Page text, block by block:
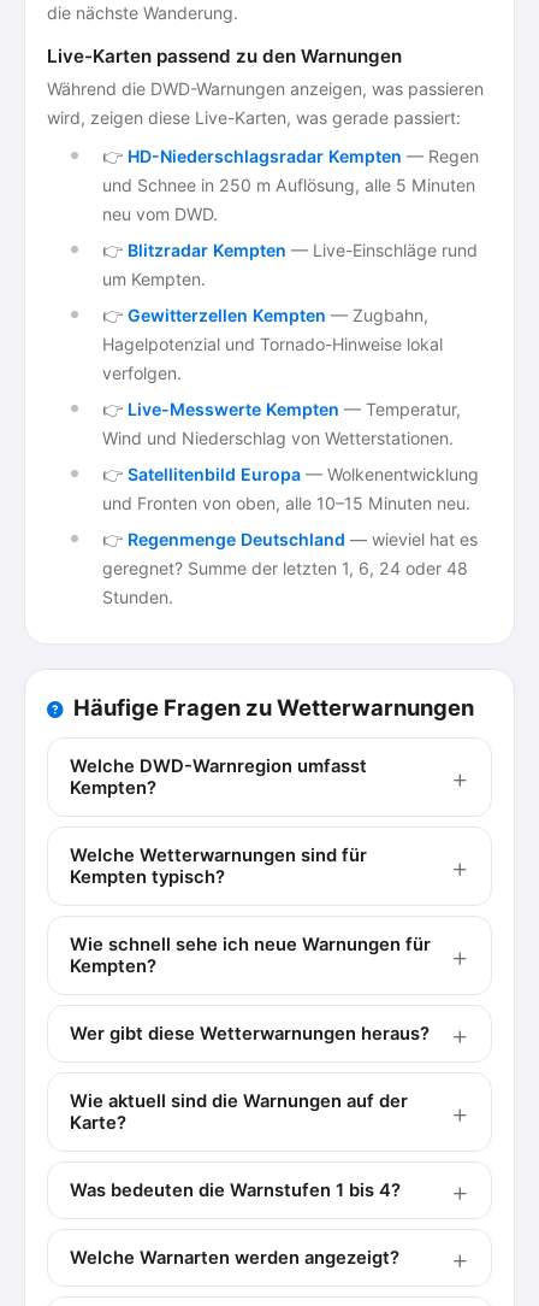
die nächste Wanderung.
Live-Karten passend zu den Warnungen
Während die DWD-Warnungen anzeigen, was passieren
wird, zeigen diese Live-Karten, was gerade passiert:
👉 HD-Niederschlagsradar Kempten — Regen
und Schnee in 250 m Auflösung, alle 5 Minuten
neu vom DWD.
👉 Blitzradar Kempten — Live-Einschläge rund
um Kempten.
👉 Gewitterzellen Kempten — Zugbahn,
Hagelpotenzial und Tornado-Hinweise lokal
verfolgen.
👉 Live-Messwerte Kempten — Temperatur,
Wind und Niederschlag von Wetterstationen.
👉 Satellitenbild Europa — Wolkenentwicklung
und Fronten von oben, alle 10–15 Minuten neu.
👉 Regenmenge Deutschland — wieviel hat es
geregnet? Summe der letzten 1, 6, 24 oder 48
Stunden.
Häufige Fragen zu Wetterwarnungen
Welche DWD-Warnregion umfasst
Kempten?
Welche Wetterwarnungen sind für
Kempten typisch?
Wie schnell sehe ich neue Warnungen für
Kempten?
Wer gibt diese Wetterwarnungen heraus?
Wie aktuell sind die Warnungen auf der
Karte?
Was bedeuten die Warnstufen 1 bis 4?
Welche Warnarten werden angezeigt?